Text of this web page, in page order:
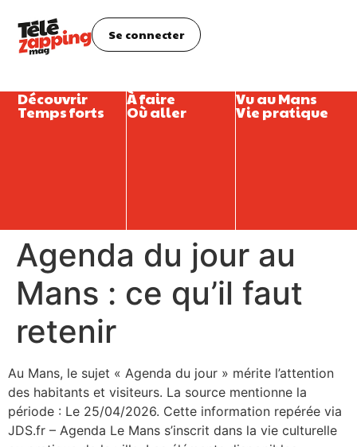
Se connecter
Découvrir
Temps forts
À faire
Où aller
Vu au Mans
Vie pratique
Agenda du jour au
Mans : ce qu’il faut
retenir
Au Mans, le sujet « Agenda du jour » mérite l’attention
des habitants et visiteurs. La source mentionne la
période : Le 25/04/2026. Cette information repérée via
JDS.fr – Agenda Le Mans s’inscrit dans la vie culturelle